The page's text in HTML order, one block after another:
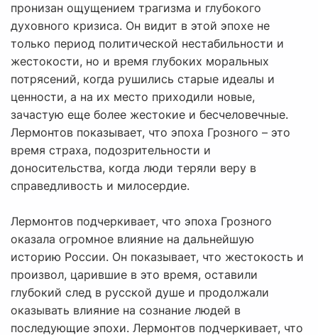
пронизан ощущением трагизма и глубокого
духовного кризиса. Он видит в этой эпохе не
только период политической нестабильности и
жестокости, но и время глубоких моральных
потрясений, когда рушились старые идеалы и
ценности, а на их место приходили новые,
зачастую еще более жестокие и бесчеловечные.
Лермонтов показывает, что эпоха Грозного – это
время страха, подозрительности и
доносительства, когда люди теряли веру в
справедливость и милосердие.
Лермонтов подчеркивает, что эпоха Грозного
оказала огромное влияние на дальнейшую
историю России. Он показывает, что жестокость и
произвол, царившие в это время, оставили
глубокий след в русской душе и продолжали
оказывать влияние на сознание людей в
последующие эпохи. Лермонтов подчеркивает, что